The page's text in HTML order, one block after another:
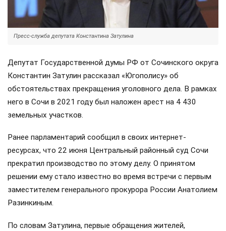
Пресс-служба депутата Константина Затулина
Депутат Государственной думы РФ от Сочинского округа
Константин Затулин рассказал «Югополису» об
обстоятельствах прекращения уголовного дела. В рамках
него в Сочи в 2021 году был наложен арест на 4 430
земельных участков.
Ранее парламентарий сообщил в своих интернет-
ресурсах, что 22 июня Центральный районный суд Сочи
прекратил производство по этому делу. О принятом
решении ему стало известно во время встречи с первым
заместителем генерального прокурора России Анатолием
Разинкиным.
По словам Затулина, первые обращения жителей,